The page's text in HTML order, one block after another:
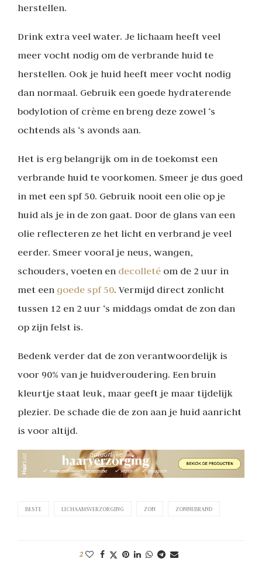
herstellen.
Drink extra veel water. Je lichaam heeft veel
meer vocht nodig om de verbrande huid te
herstellen. Ook je huid heeft meer vocht nodig
dan normaal. Gebruik een goede hydraterende
bodylotion of crème en breng deze zowel ‘s
ochtends als ‘s avonds aan.
Het is erg belangrijk om in de toekomst een
verbrande huid te voorkomen. Smeer je dus goed
in met een spf 50. Gebruik nooit een olie op je
huid als je in de zon gaat. Door de glans van een
olie reflecteren ze het licht en verbrand je veel
eerder. Smeer vooral je neus, wangen,
schouders, voeten en decolleté om de 2 uur in
met een goede spf 50. Vermijd direct zonlicht
tussen 12 en 2 uur ‘s middags omdat de zon dan
op zijn felst is.
Bedenk verder dat de zon verantwoordelijk is
voor 90% van je huidveroudering. Een bruin
kleurtje staat leuk, maar geeft je maar tijdelijk
plezier. De schade die de zon aan je huid aanricht
is voor altijd.
BESTE LICHAAMSVERZORGING ZON ZONNEBRAND
2